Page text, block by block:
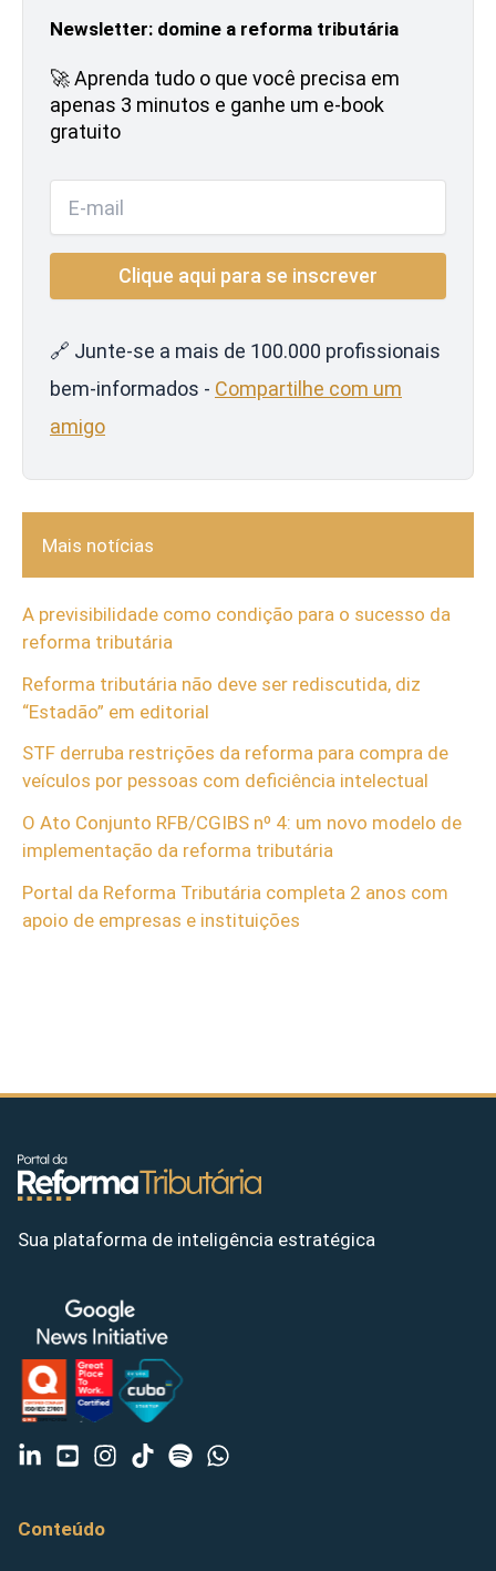
Newsletter: domine a reforma tributária
🚀 Aprenda tudo o que você precisa em
apenas 3 minutos e ganhe um e-book
gratuito
🔗 Junte-se a mais de 100.000 profissionais
bem-informados - Compartilhe com um
amigo
Mais notícias
A previsibilidade como condição para o sucesso da
reforma tributária
Reforma tributária não deve ser rediscutida, diz
“Estadão” em editorial
STF derruba restrições da reforma para compra de
veículos por pessoas com deficiência intelectual
O Ato Conjunto RFB/CGIBS nº 4: um novo modelo de
implementação da reforma tributária
Portal da Reforma Tributária completa 2 anos com
apoio de empresas e instituições
Sua plataforma de inteligência estratégica
Conteúdo